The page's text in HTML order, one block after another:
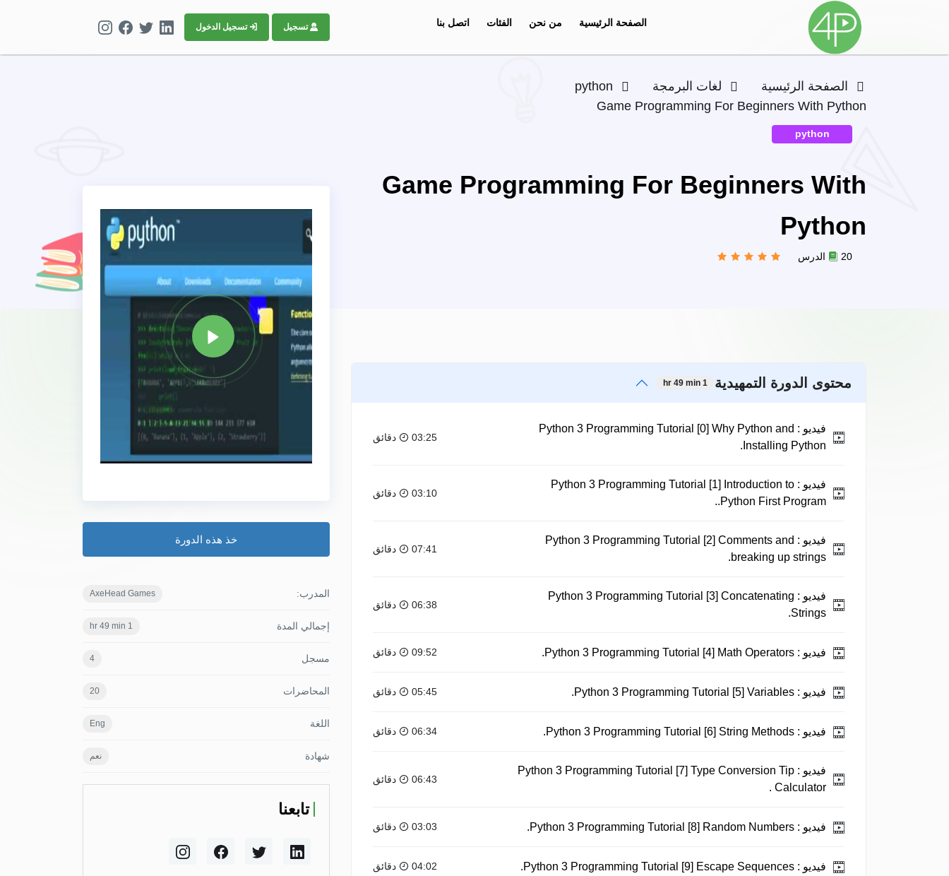
الصفحة الرئيسية من نحن الفئات اتصل بنا تسجيل تسجيل الدخول
الصفحة الرئيسية لغات البرمجة
python
Game Programming For Beginners With Python
python
Game Programming For Beginners With
Python
20 الدرس
محتوى الدورة التمهيدية 1 hr 49 min
فيديو : Python 3 Programming Tutorial [0] Why Python and
Installing Python.
03:25 دقائق
فيديو : Python 3 Programming Tutorial [1] Introduction to
Python First Program..
03:10 دقائق
فيديو : Python 3 Programming Tutorial [2] Comments and
breaking up strings.
07:41 دقائق
فيديو : Python 3 Programming Tutorial [3] Concatenating
Strings.
06:38 دقائق
فيديو : 09:52 دقائق
فيديو : 05:45 دقائق
فيديو : 06:34 دقائق
فيديو : Python 3 Programming Tutorial [7] Type Conversion Tip
Calculator .
06:43 دقائق
فيديو : 03:03 دقائق
فيديو : 04:02 دقائق
خذ هذه الدورة
المدرب: AxeHead Games
إجمالي المدة 1 hr 49 min
مسجل 4
المحاضرات 20
اللغة Eng
شهادة نعم
تابعنا